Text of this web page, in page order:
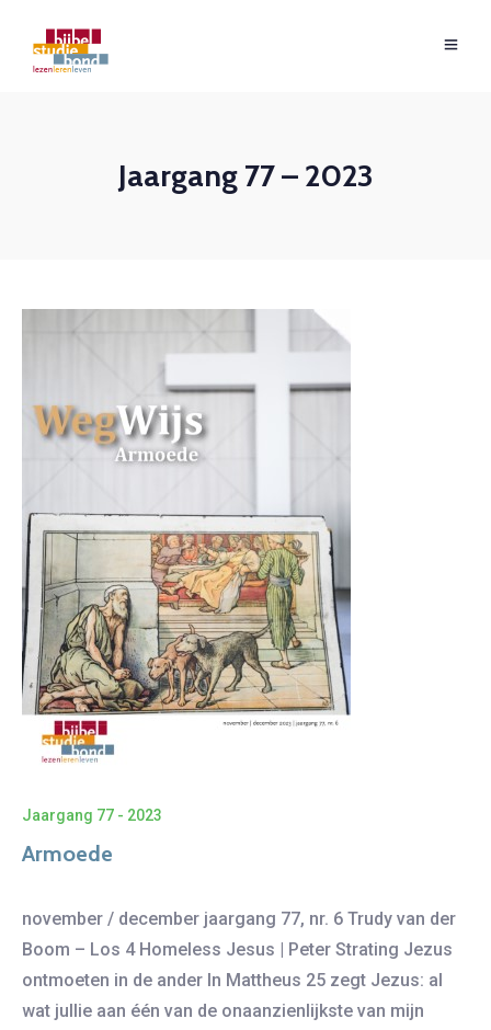
Jaargang 77 – 2023
Jaargang 77 - 2023
Armoede
november / december jaargang 77, nr. 6 Trudy van der
Boom – Los 4 Homeless Jesus | Peter Strating Jezus
ontmoeten in de ander In Mattheus 25 zegt Jezus: al
wat jullie aan één van de onaanzienlijkste van mijn